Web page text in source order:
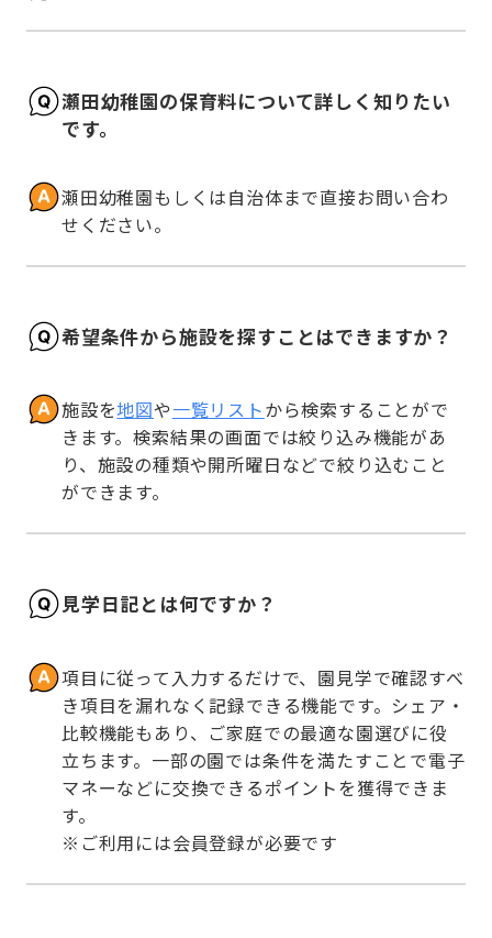
瀬田幼稚園の保育料について詳しく知りたい
です。
瀬田幼稚園もしくは自治体まで直接お問い合わ
せください。
希望条件から施設を探すことはできますか？
施設を地図や一覧リストから検索することがで
きます。検索結果の画面では絞り込み機能があ
り、施設の種類や開所曜日などで絞り込むこと
ができます。
見学日記とは何ですか？
項目に従って入力するだけで、園見学で確認すべ
き項目を漏れなく記録できる機能です。シェア・
比較機能もあり、ご家庭での最適な園選びに役
立ちます。一部の園では条件を満たすことで電子
マネーなどに交換できるポイントを獲得できま
す。
※ご利用には会員登録が必要です